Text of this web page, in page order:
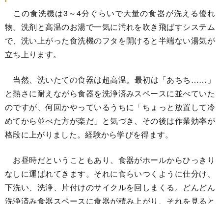
この食洗機は3～4分ぐらいで大量の食器が洗える優れ
物。洗剤と高温のお湯で一気に汚れを吹き飛ばすシステム
で、洗い上がった食洗機のフタを開けると半端ない湯気が
立ち上ります。
当然、洗いたての食器は超高温。最初は「あちち……」
と熱さに耐えながら食器を洗浄済みスペースに並べていた
のですが、何回かやっているうちに「ちょっと放置して冷
めてから並べた方が楽だ」と気づき、その後は作業効率が
格段に上がりました。経験から学びを得ます。
お昼時だということもあり、食器がホールからひっきり
なしに運ばれてきます。それに食らいつくように仕分け、
下洗い、洗浄、片付けのサイクルを回しまくる。どんどん
洗浄済み食器スペースに食器が積み上がり、それを見ると